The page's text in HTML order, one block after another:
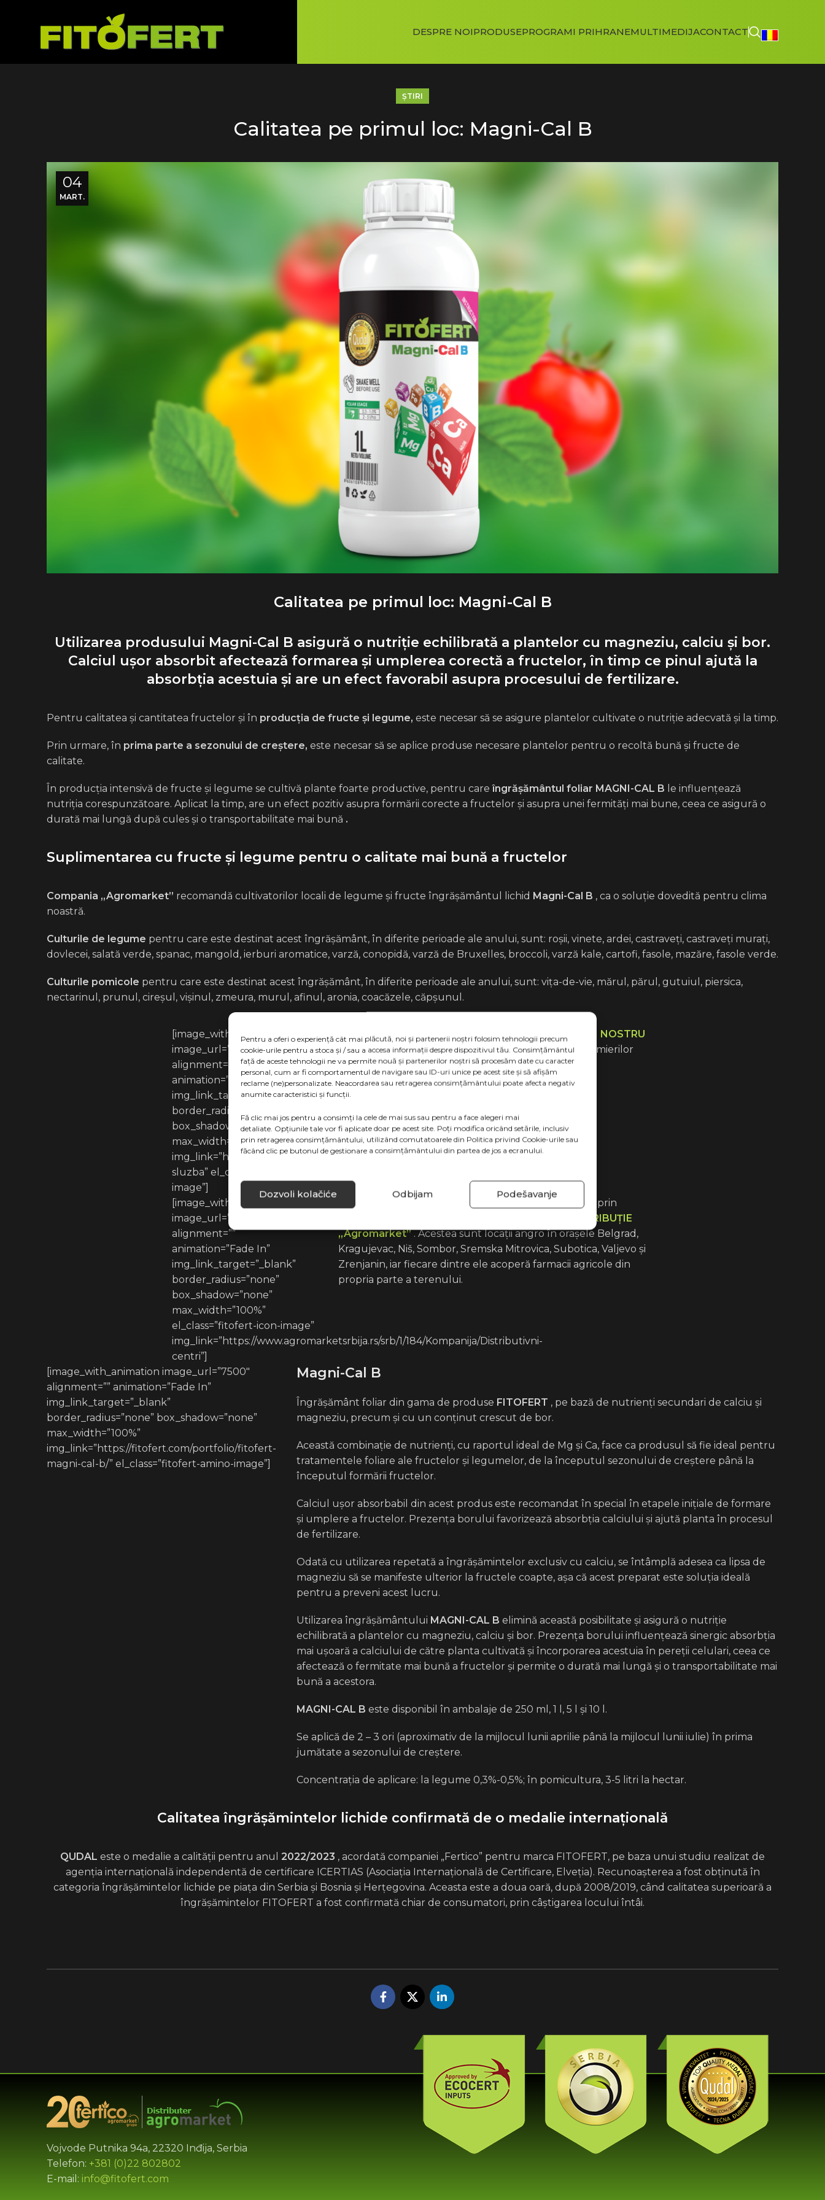
Pentru a oferi o experiență cât mai plăcută, noi și partenerii noștri folosim tehnologii precum
cookie-urile pentru a stoca și / sau a accesa informații despre dispozitivul tău. Consimțământul
față de aceste tehnologii ne va permite nouă și partenerilor noștri să procesăm date cu caracter
personal, cum ar fi comportamentul de navigare sau ID-uri unice pe acest site și să afișăm
reclame (ne)personalizate. Neacordarea sau retragerea consimțământului poate afecta negativ
anumite caracteristici și funcții.
Fă clic mai jos pentru a consimți la cele de mai sus sau pentru a face alegeri mai
detaliate. Opțiunile tale vor fi aplicate doar pe acest site. Poți modifica oricând setările, inclusiv
prin retragerea consimțământului, utilizând comutatoarele din Politica privind Cookie-urile sau
făcând clic pe butonul de gestionare a consimțământului din partea de jos a ecranului.
Dozvoli kolačiće Odbijam Podešavanje
DESPRE NOIPRODUSEPROGRAMI PRIHRANEMULTIMEDIJACONTACT
ŞTIRI
Calitatea pe primul loc: Magni-Cal B
04
MART.
Calitatea pe primul loc: Magni-Cal B
Utilizarea produsului Magni-Cal B asigură o nutriție echilibrată a plantelor cu magneziu, calciu și bor.
Calciul ușor absorbit afectează formarea și umplerea corectă a fructelor, în timp ce pinul ajută la
absorbția acestuia și are un efect favorabil asupra procesului de fertilizare.
Pentru calitatea și cantitatea fructelor și în producția de fructe și legume, este necesar să se asigure plantelor cultivate o nutriție adecvată și la timp.
Prin urmare, în prima parte a sezonului de creștere, este necesar să se aplice produse necesare plantelor pentru o recoltă bună și fructe de
calitate.
În producția intensivă de fructe și legume se cultivă plante foarte productive, pentru careîngrășământul foliar MAGNI-CAL B le influențează
nutriția corespunzătoare. Aplicat la timp, are un efect pozitiv asupra formării corecte a fructelor și asupra unei fermități mai bune, ceea ce asigură o
durată mai lungă după cules și o transportabilitate mai bună .
Suplimentarea cu fructe și legume pentru o calitate mai bună a fructelor
Compania „Agromarket” recomandă cultivatorilor locali de legume și fructe îngrășământul lichid Magni-Cal B , ca o soluție dovedită pentru clima
noastră.
Culturile de legume pentru care este destinat acest îngrășământ, în diferite perioade ale anului, sunt: ​​roșii, vinete, ardei, castraveți, castraveți murați,
dovlecei, salată verde, spanac, mangold, ierburi aromatice, varză, conopidă, varză de Bruxelles, broccoli, varză kale, cartofi, fasole, mazăre, fasole verde.
Culturile pomicole pentru care este destinat acest îngrășământ, în diferite perioade ale anului, sunt: ​​vița-de-vie, mărul, părul, gutuiul, piersica,
nectarinul, prunul, cireșul, vișinul, zmeura, murul, afinul, aronia, coacăzele, căpșunul.
[image_with_animation
image_url=”7449″
alignment=””
animation=”Fade In”
img_link_target=”_blank”
border_radius=”none”
box_shadow=”none”
max_width=”100%”
img_link=”https://www.agromarketsrbija.rs/srb/5/96/Kontakt/Strucna-
sluzba” el_class=”fitofert-icon-
image”]
Sunați cel mai apropiat reprezentant al SERVICIULUI NOSTRU
DE EXPERȚI, un agronom care oferă consultanță fermierilor
pentru o nutriție optimă și protecția plantelor.
[image_with_animation
image_url=”7450″
alignment=””
animation=”Fade In”
img_link_target=”_blank”
border_radius=”none”
box_shadow=”none”
max_width=”100%”
el_class=”fitofert-icon-image”
img_link=”https://www.agromarketsrbija.rs/srb/1/184/Kompanija/Distributivni-
centri”]
Află care sunt cele mai apropiate puncte de vânzare prin
opt CENTRE DE DISTRIBUȚIE
„Agromarket”. Acestea sunt locații angro în orașele Belgrad,
Kragujevac, Niš, Sombor, Sremska Mitrovica, Subotica, Valjevo și
Zrenjanin, iar fiecare dintre ele acoperă farmacii agricole din
propria parte a terenului.
[image_with_animation image_url=”7500″
alignment=”” animation=”Fade In”
img_link_target=”_blank”
border_radius=”none” box_shadow=”none”
max_width=”100%”
img_link=”https://fitofert.com/portfolio/fitofert-
magni-cal-b/” el_class=”fitofert-amino-image”]
Magni-Cal B
Îngrășământ foliar din gama de produse FITOFERT , pe bază de nutrienți secundari de calciu și
magneziu, precum și cu un conținut crescut de bor.
Această combinație de nutrienți, cu raportul ideal de Mg și Ca, face ca produsul să fie ideal pentru
tratamentele foliare ale fructelor și legumelor, de la începutul sezonului de creștere până la
începutul formării fructelor.
Calciul ușor absorbabil din acest produs este recomandat în special în etapele inițiale de formare
și umplere a fructelor. Prezența borului favorizează absorbția calciului și ajută planta în procesul
de fertilizare.
Odată cu utilizarea repetată a îngrășămintelor exclusiv cu calciu, se întâmplă adesea ca lipsa de
magneziu să se manifeste ulterior la fructele coapte, așa că acest preparat este soluția ideală
pentru a preveni acest lucru.
Utilizarea îngrășământului MAGNI-CAL B elimină această posibilitate și asigură o nutriție
echilibrată a plantelor cu magneziu, calciu și bor. Prezența borului influențează sinergic absorbția
mai ușoară a calciului de către planta cultivată și încorporarea acestuia în pereții celulari, ceea ce
afectează o fermitate mai bună a fructelor și permite o durată mai lungă și o transportabilitate mai
bună a acestora.
MAGNI-CAL B este disponibil în ambalaje de 250 ml, 1 l, 5 l și 10 l.
Se aplică de 2 – 3 ori (aproximativ de la mijlocul lunii aprilie până la mijlocul lunii iulie) în prima
jumătate a sezonului de creștere.
Concentrația de aplicare: la legume 0,3%-0,5%; în pomicultura, 3-5 litri la hectar.
Calitatea îngrășămintelor lichide confirmată de o medalie internațională
QUDAL este o medalie a calității pentru anul 2022/2023 , acordată companiei „Fertico” pentru marca FITOFERT, pe baza unui studiu realizat de
agenția internațională independentă de certificare ICERTIAS (Asociația Internațională de Certificare, Elveția). Recunoașterea a fost obținută în
categoria îngrășămintelor lichide pe piața din Serbia și Bosnia și Herțegovina. Aceasta este a doua oară, după 2008/2019, când calitatea superioară a
îngrășămintelor FITOFERT a fost confirmată chiar de consumatori, prin câștigarea locului întâi.
Vojvode Putnika 94a, 22320 Inđija, Serbia
Telefon: +381 (0)22 802802
E-mail: info@fitofert.com